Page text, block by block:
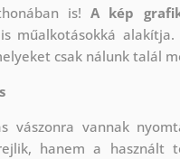
is!A kép
műalkotásokká
csak nálunk talál
vászonra vannak
hanem a használt